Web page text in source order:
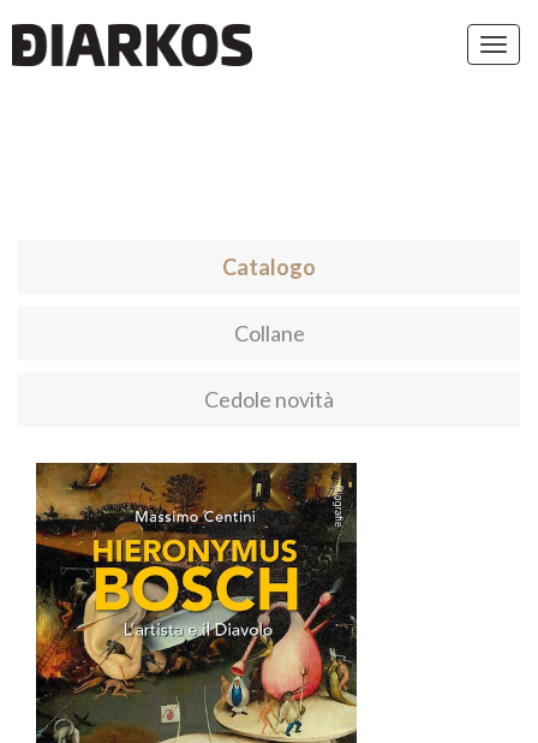
Catalogo
Collane
Cedole novità